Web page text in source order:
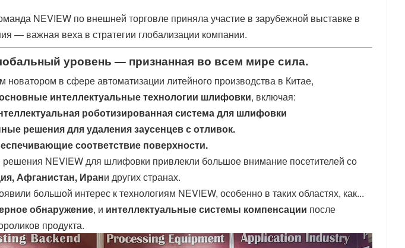
NEVIEW по внешней торговле приняла участие в зарубежной выставке в
— важная веха в стратегии глобализации компании.
уровень — признанная во всем мире сила.
в сфере автоматизации литейного производства в Китае,
интеллектуальные технологии шлифовки, включая:
роботизированная система для шлифовки
решения для удаления заусенцев с отливок.
соответствие поверхности.
NEVIEW для шлифовки привлекли большое внимание посетителей со
Афганистан, Ирани других странах.
большой интерес к технологиям NEVIEW, особенно в таких областях, как...
обнаружение, и интеллектуальные системы компенсации после
продукта.